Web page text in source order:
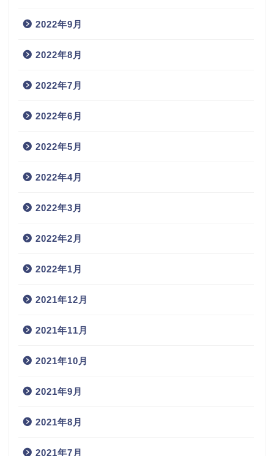
2022年9月
2022年8月
2022年7月
2022年6月
2022年5月
2022年4月
2022年3月
2022年2月
2022年1月
2021年12月
2021年11月
2021年10月
2021年9月
2021年8月
2021年7月